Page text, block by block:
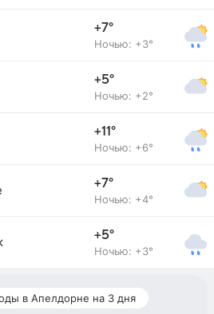
+7°
Ночью: +3°
+5°
Ночью: +2°
+11°
Ночью: +6°
+7°
Ночью: +4°
+5°
Ночью: +3°
в Апелдорне на 3 дня